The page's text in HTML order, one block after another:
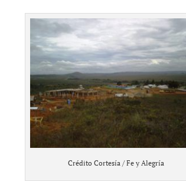
Crédito Cortesía / Fe y Alegría